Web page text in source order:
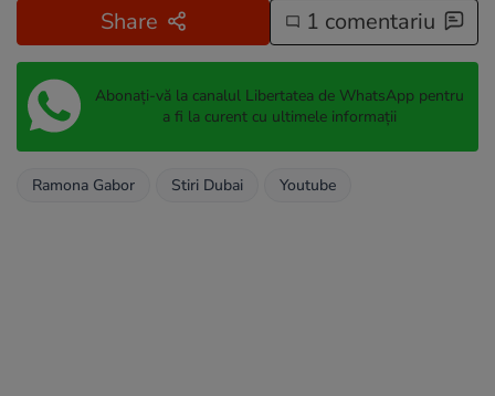
Share 1 comentariu
Abonați-vă la canalul Libertatea de WhatsApp pentru
a fi la curent cu ultimele informații
Ramona Gabor Stiri Dubai Youtube